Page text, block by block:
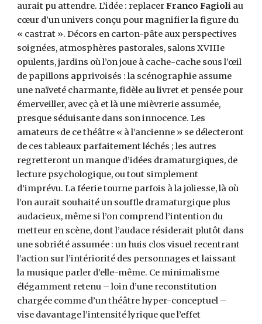
aurait pu attendre. L’idée : replacerFranco Fagioli au
cœur d’un univers conçu pour magnifier la figure du
« castrat ». Décors en carton-pâte aux perspectives
soignées, atmosphères pastorales, salons XVIIIe
opulents, jardins où l’on joue à cache-cache sous l’œil
de papillons apprivoisés : la scénographie assume
une naïveté charmante, fidèle au livret et pensée pour
émerveiller, avec çà et là une mièvrerie assumée,
presque séduisante dans son innocence. Les
amateurs de ce théâtre « à l’ancienne » se délecteront
de ces tableaux parfaitement léchés ; les autres
regretteront un manque d’idées dramaturgiques, de
lecture psychologique, ou tout simplement
d’imprévu. La féerie tourne parfois à la joliesse, là où
l’on aurait souhaité un souffle dramaturgique plus
audacieux, même si l’on comprend l’intention du
metteur en scène, dont l’audace résiderait plutôt dans
une sobriété assumée : un huis clos visuel recentrant
l’action sur l’intériorité des personnages et laissant
la musique parler d’elle-même. Ce minimalisme
élégamment retenu – loin d’une reconstitution
chargée comme d’un théâtre hyper-conceptuel –
vise davantage l’intensité lyrique que l’effet